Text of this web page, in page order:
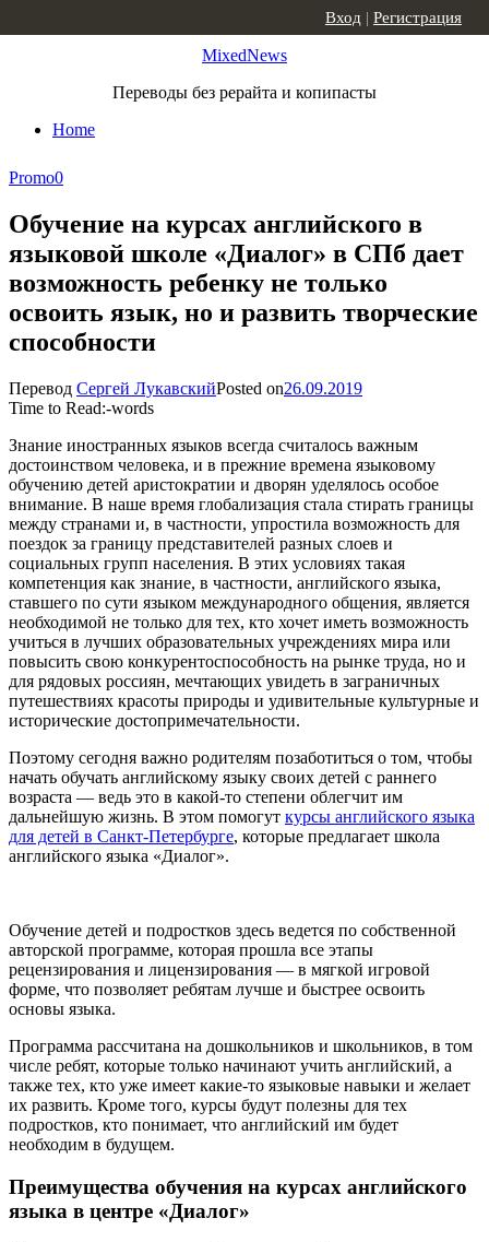
MixedNews
Переводы без рерайта и копипасты
Home
Вход | Регистрация
Promo0
Обучение на курсах английского в
языковой школе «Диалог» в СПб дает
возможность ребенку не только
освоить язык, но и развить творческие
способности
Перевод Сергей ЛукавскийPosted on26.09.2019
Time to Read:-words
Знание иностранных языков всегда считалось важным
достоинством человека, и в прежние времена языковому
обучению детей аристократии и дворян уделялось особое
внимание. В наше время глобализация стала стирать границы
между странами и, в частности, упростила возможность для
поездок за границу представителей разных слоев и
социальных групп населения. В этих условиях такая
компетенция как знание, в частности, английского языка,
ставшего по сути языком международного общения, является
необходимой не только для тех, кто хочет иметь возможность
учиться в лучших образовательных учреждениях мира или
повысить свою конкурентоспособность на рынке труда, но и
для рядовых россиян, мечтающих увидеть в заграничных
путешествиях красоты природы и удивительные культурные и
исторические достопримечательности.
Поэтому сегодня важно родителям позаботиться о том, чтобы
начать обучать английскому языку своих детей с раннего
возраста — ведь это в какой-то степени облегчит им
дальнейшую жизнь. В этом помогут курсы английского языка
для детей в Санкт-Петербурге, которые предлагает школа
английского языка «Диалог».
Обучение детей и подростков здесь ведется по собственной
авторской программе, которая прошла все этапы
рецензирования и лицензирования — в мягкой игровой
форме, что позволяет ребятам лучше и быстрее освоить
основы языка.
Программа рассчитана на дошкольников и школьников, в том
числе ребят, которые только начинают учить английский, а
также тех, кто уже имеет какие-то языковые навыки и желает
их развить. Кроме того, курсы будут полезны для тех
подростков, кто понимает, что английский им будет
необходим в будущем.
Преимущества обучения на курсах английского
языка в центре «Диалог»